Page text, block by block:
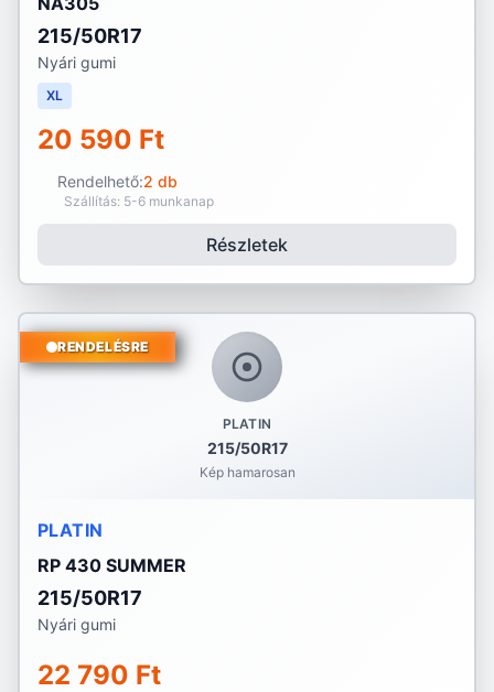
215/50R17
Nyári gumi
XL
20 590 Ft
Rendelhető:2 db
Szállítás: 5-6 munkanap
Részletek
PLATIN
215/50R17
Kép hamarosan
RENDELÉSRE
PLATIN
RP 430 SUMMER
215/50R17
Nyári gumi
22 790 Ft